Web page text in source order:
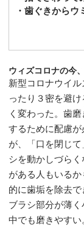
・歯ぐきからウ
ウィズコロナの今
新型コロナウイ
ったり３密を避
く変わった。歯
するために配慮
が、「口を閉じ
シを動かしづら
がある人もいる
的に歯垢を除去
ブラシ部分が薄
中でも磨きやす